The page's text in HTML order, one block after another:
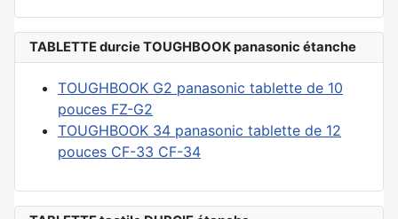
TABLETTE durcie TOUGHBOOK panasonic étanche
TOUGHBOOK G2 panasonic tablette de 10
pouces FZ-G2
TOUGHBOOK 34 panasonic tablette de 12
pouces CF-33 CF-34